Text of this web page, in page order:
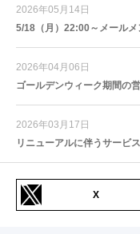
2026年05月14日
5/18（月）22:00～メール
2026年04月06日
ゴールデンウィーク期間の
2026年03月17日
リニューアルに伴うサービ
X